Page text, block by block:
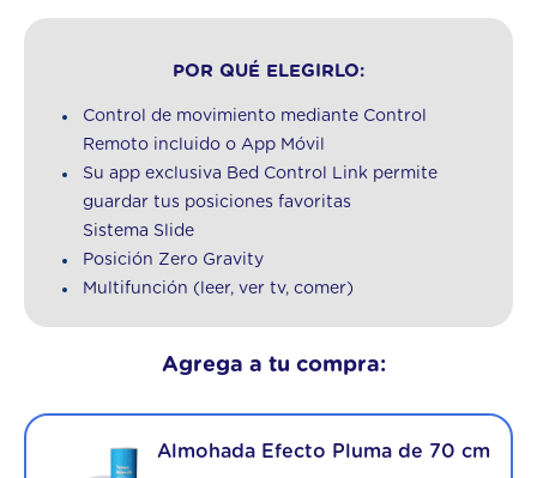
POR QUÉ ELEGIRLO:
Control de movimiento mediante Control
Remoto incluido o App Móvil
Su app exclusiva Bed Control Link permite
guardar tus posiciones favoritas
Sistema Slide
Posición Zero Gravity
Multifunción (leer, ver tv, comer)
Agrega a tu compra:
Almohada Efecto Pluma de 70 cm